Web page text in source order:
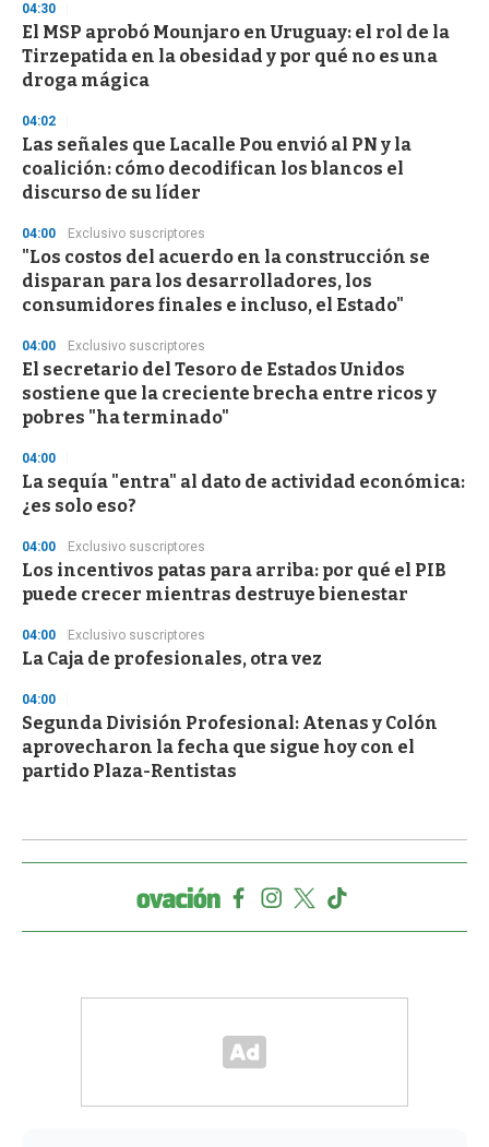
d
s
o
f
3
s
e
c
o
n
04:30
El MSP aprobó Mounjaro en Uruguay: el rol de la
Tirzepatida en la obesidad y por qué no es una
droga mágica
04:02
Las señales que Lacalle Pou envió al PN y la
coalición: cómo decodifican los blancos el
discurso de su líder
04:00 Exclusivo suscriptores
"Los costos del acuerdo en la construcción se
disparan para los desarrolladores, los
consumidores finales e incluso, el Estado"
04:00 Exclusivo suscriptores
El secretario del Tesoro de Estados Unidos
sostiene que la creciente brecha entre ricos y
pobres "ha terminado"
04:00
La sequía "entra" al dato de actividad económica:
¿es solo eso?
04:00 Exclusivo suscriptores
Los incentivos patas para arriba: por qué el PIB
puede crecer mientras destruye bienestar
04:00 Exclusivo suscriptores
La Caja de profesionales, otra vez
04:00
Segunda División Profesional: Atenas y Colón
aprovecharon la fecha que sigue hoy con el
partido Plaza-Rentistas